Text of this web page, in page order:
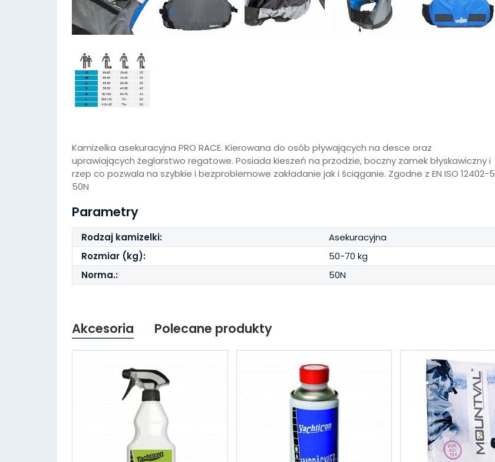
Kamizelka asekuracyjna PRO RACE. Kierowana do osób pływających na desce oraz
uprawiających żeglarstwo regatowe. Posiada kieszeń na przodzie, boczny zamek błyskawiczny i
rzep co pozwala na szybkie i bezproblemowe zakładanie jak i ściąganie. Zgodne z EN ISO 12402-5
50N
Parametry
Rodzaj kamizelki:
Asekuracyjna
Rozmiar (kg):
50-70 kg
Norma.:
50N
Akcesoria Polecane produkty